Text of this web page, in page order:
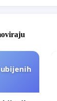
ubijenih